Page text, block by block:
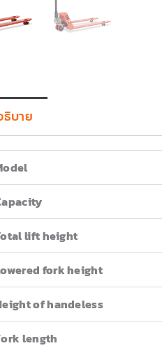
ธิบาย
lift height
fork height
of handeless
length